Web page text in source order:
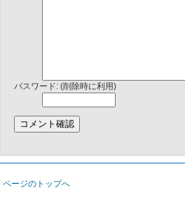
パスワード: (削除時に利用)
ページのトップへ